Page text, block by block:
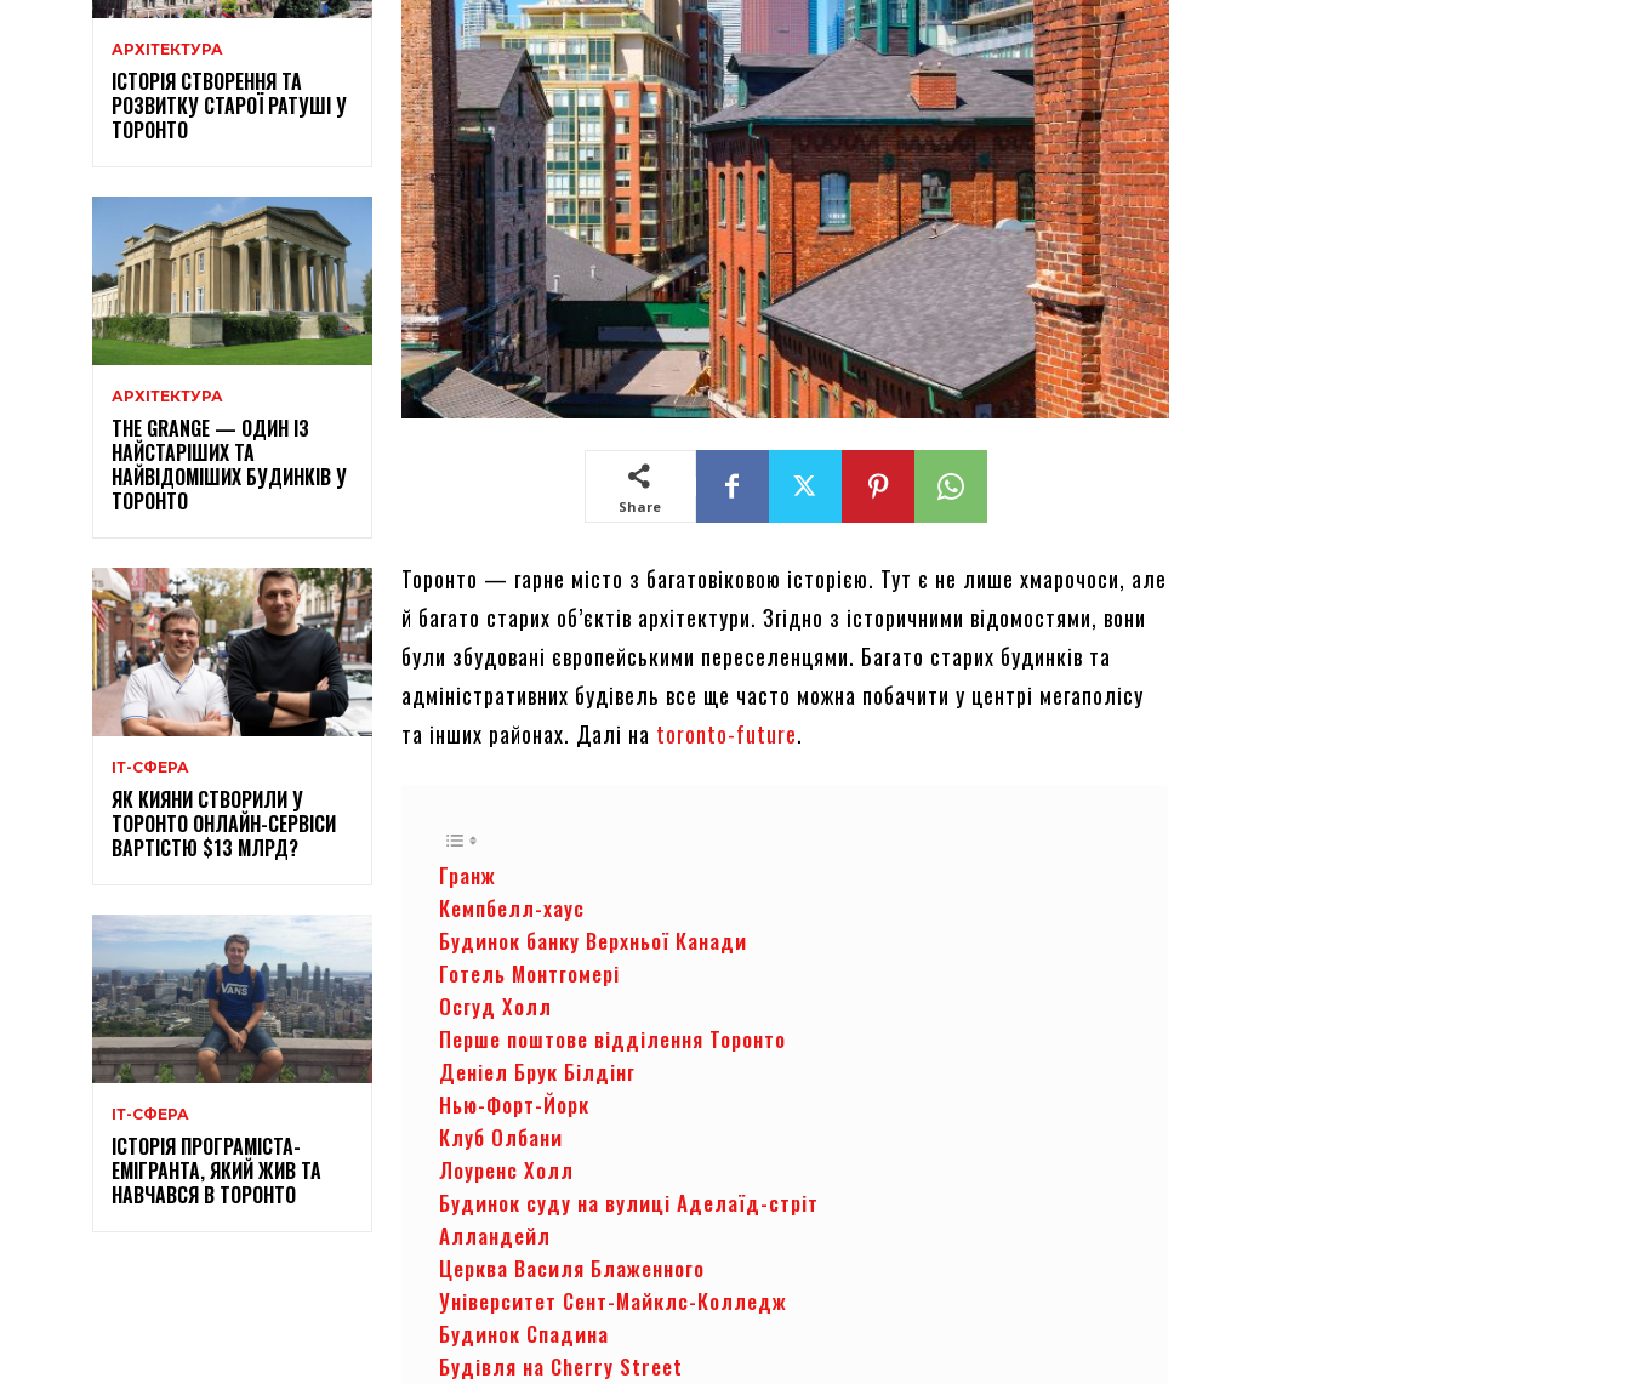
АРХІТЕКТУРА
ІСТОРІЯ СТВОРЕННЯ ТА
РОЗВИТКУ СТАРОЇ РАТУШІ У
ТОРОНТО
АРХІТЕКТУРА
THE GRANGE — ОДИН ІЗ
НАЙСТАРІШИХ ТА
НАЙВІДОМІШИХ БУДИНКІВ У
ТОРОНТО
ІТ-СФЕРА
ЯК КИЯНИ СТВОРИЛИ У
ТОРОНТО ОНЛАЙН-СЕРВІСИ
ВАРТІСТЮ $13 МЛРД?
ІТ-СФЕРА
ІСТОРІЯ ПРОГРАМІСТА-
ЕМІГРАНТА, ЯКИЙ ЖИВ ТА
НАВЧАВСЯ В ТОРОНТО
Share
Торонто — гарне місто з багатовіковою історією. Тут є не лише хмарочоси, але
й багато старих об’єктів архітектури. Згідно з історичними відомостями, вони
були збудовані європейськими переселенцями. Багато старих будинків та
адміністративних будівель все ще часто можна побачити у центрі мегаполісу
та інших районах. Далі на toronto-future.
Гранж
Кемпбелл-хаус
Будинок банку Верхньої Канади
Готель Монтгомері
Осгуд Холл
Перше поштове відділення Торонто
Деніел Брук Білдінг
Нью-Форт-Йорк
Клуб Олбани
Лоуренс Холл
Будинок суду на вулиці Аделаїд-стріт
Алландейл
Церква Василя Блаженного
Університет Сент-Майклс-Колледж
Будинок Спадина
Будівля на Cherry Street